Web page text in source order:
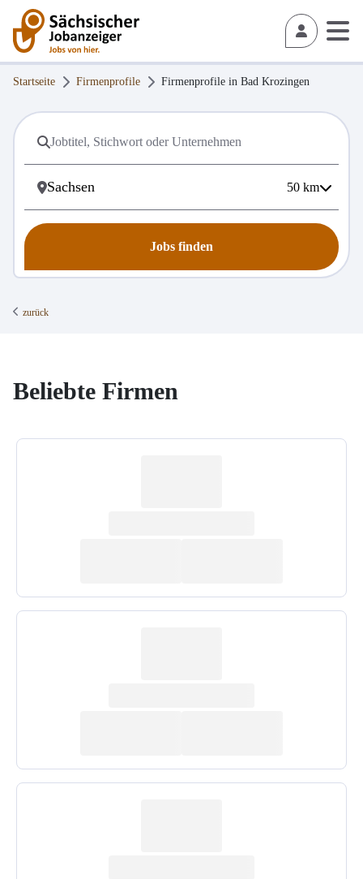
Startseite Firmenprofile Firmenprofile in Bad Krozingen
50 km
Jobs finden
zurück
Beliebte Firmen